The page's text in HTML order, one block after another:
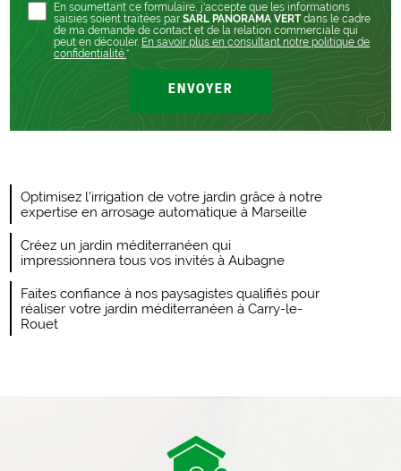
En soumettant ce formulaire, j'accepte que les informations
saisies soient traitées parSARL PANORAMA VERTdans le cadre
de ma demande de contact et de la relation commerciale qui
peut en découler. En savoir plus en consultant notre politique de
confidentialité.*
Optimisez l'irrigation de votre jardin grâce à notre
expertise en arrosage automatique à Marseille
Créez un jardin méditerranéen qui
impressionnera tous vos invités à Aubagne
Faites confiance à nos paysagistes qualifiés pour
réaliser votre jardin méditerranéen à Carry-le-
Rouet